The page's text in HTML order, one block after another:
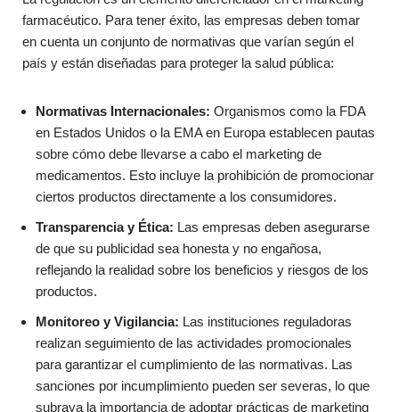
farmacéutico. Para tener éxito, las empresas deben tomar
en cuenta un conjunto de normativas que varían según el
país y están diseñadas para proteger la salud pública:
Normativas Internacionales: Organismos como la FDA
en Estados Unidos o la EMA en Europa establecen pautas
sobre cómo debe llevarse a cabo el marketing de
medicamentos. Esto incluye la prohibición de promocionar
ciertos productos directamente a los consumidores.
Transparencia y Ética: Las empresas deben asegurarse
de que su publicidad sea honesta y no engañosa,
reflejando la realidad sobre los beneficios y riesgos de los
productos.
Monitoreo y Vigilancia: Las instituciones reguladoras
realizan seguimiento de las actividades promocionales
para garantizar el cumplimiento de las normativas. Las
sanciones por incumplimiento pueden ser severas, lo que
subraya la importancia de adoptar prácticas de marketing